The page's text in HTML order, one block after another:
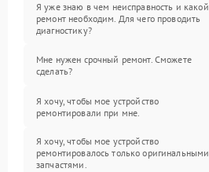
Я уже знаю в чем неисправность и какой
ремонт необходим. Для чего проводить
диагностику?
Мне нужен срочный ремонт. Сможете
сделать?
Я хочу, чтобы мое устройство
ремонтировали при мне.
Я хочу, чтобы мое устройство
ремонтировалось только оригинальными
запчастями.